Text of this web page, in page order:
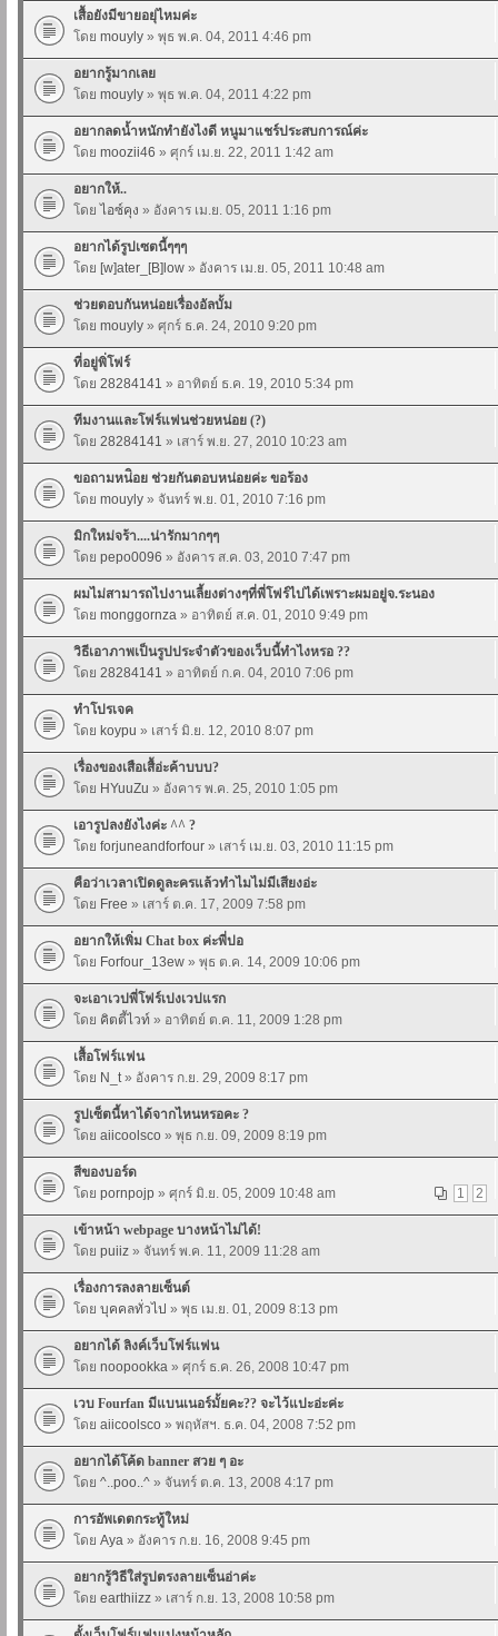
เสื้อยังมีขายอยุ่ไหมค่ะ
โดย mouyly » พุธ พ.ค. 04, 2011 4:46 pm
อยากรู้มากเลย
โดย mouyly » พุธ พ.ค. 04, 2011 4:22 pm
อยากลดน้ำหนักทำยังไงดี หนูมาแชร์ประสบการณ์ค่ะ
โดย moozii46 » ศุกร์ เม.ย. 22, 2011 1:42 am
อยากให้..
โดย ไอซ์คุง » อังคาร เม.ย. 05, 2011 1:16 pm
อยากได้รูปเซตนี้ๆๆๆ
โดย [w]ater_[B]low » อังคาร เม.ย. 05, 2011 10:48 am
ช่วยตอบกันหน่อยเรื่องอัลบั้ม
โดย mouyly » ศุกร์ ธ.ค. 24, 2010 9:20 pm
ที่อยู่พิ่โฟร์
โดย 28284141 » อาทิตย์ ธ.ค. 19, 2010 5:34 pm
ทีมงานและโฟร์แฟนช่วยหน่อย (?)
โดย 28284141 » เสาร์ พ.ย. 27, 2010 10:23 am
ขอถามหน่ิอย ช่วยกันตอบหน่อยค่ะ ขอร้อง
โดย mouyly » จันทร์ พ.ย. 01, 2010 7:16 pm
มิกใหม่จร้า....น่ารักมากๆๆ
โดย pepo0096 » อังคาร ส.ค. 03, 2010 7:47 pm
ผมไม่สามารถไปงานเลี้ยงต่างๆที่พี่โฟร์ไปได้เพราะผมอยู่จ.ระนอง
โดย monggornza » อาทิตย์ ส.ค. 01, 2010 9:49 pm
วิธีเอาภาพเป็นรูปประจำตัวของเว็บนี้ทำไงหรอ ??
โดย 28284141 » อาทิตย์ ก.ค. 04, 2010 7:06 pm
ทำโปรเจค
โดย koypu » เสาร์ มิ.ย. 12, 2010 8:07 pm
เรื่องของเสือเสื้อ่ะค้าบบบ?
โดย HYuuZu » อังคาร พ.ค. 25, 2010 1:05 pm
เอารูปลงยังไงค่ะ ^^ ?
โดย forjuneandforfour » เสาร์ เม.ย. 03, 2010 11:15 pm
คือว่าเวลาเปิดดูละครแล้วทำไมไม่มีเสียงอ่ะ
โดย Free » เสาร์ ต.ค. 17, 2009 7:58 pm
อยากให้เพิ่ม Chat box ค่ะพี่ปอ
โดย Forfour_13ew » พุธ ต.ค. 14, 2009 10:06 pm
จะเอาเวปพี่โฟร์เปงเวปแรก
โดย คิตตี้ไวท์ » อาทิตย์ ต.ค. 11, 2009 1:28 pm
เสื้อโฟร์แฟน
โดย N_t» อังคาร ก.ย. 29, 2009 8:17 pm
รูปเซ็ตนี้หาได้จากไหนหรอคะ ?
โดย aiicoolsco » พุธ ก.ย. 09, 2009 8:19 pm
สีของบอร์ด
1
2
โดย pornpojp » ศุกร์ มิ.ย. 05, 2009 10:48 am
เข้าหน้า webpage บางหน้าไม่ได้!
โดย puiiz » จันทร์ พ.ค. 11, 2009 11:28 am
เรื่องการลงลายเซ็นต์
โดย บุคคลทั่วไป » พุธ เม.ย. 01, 2009 8:13 pm
อยากได้ ลิงค์เว็บโฟร์แฟน
โดย noopookka » ศุกร์ ธ.ค. 26, 2008 10:47 pm
เวบ Fourfan มีแบนเนอร์มั้ยคะ?? จะไว้แปะอ่ะค่ะ
โดย aiicoolsco » พฤหัสฯ. ธ.ค. 04, 2008 7:52 pm
อยากได้โค้ด banner สวย ๆ อะ
โดย ^..poo..^ » จันทร์ ต.ค. 13, 2008 4:17 pm
การอัพเดตกระทู้ใหม่
โดย Aya » อังคาร ก.ย. 16, 2008 9:45 pm
อยากรู้วิธีใส่รูปตรงลายเซ็นอ่าค่ะ
โดย earthiizz » เสาร์ ก.ย. 13, 2008 10:58 pm